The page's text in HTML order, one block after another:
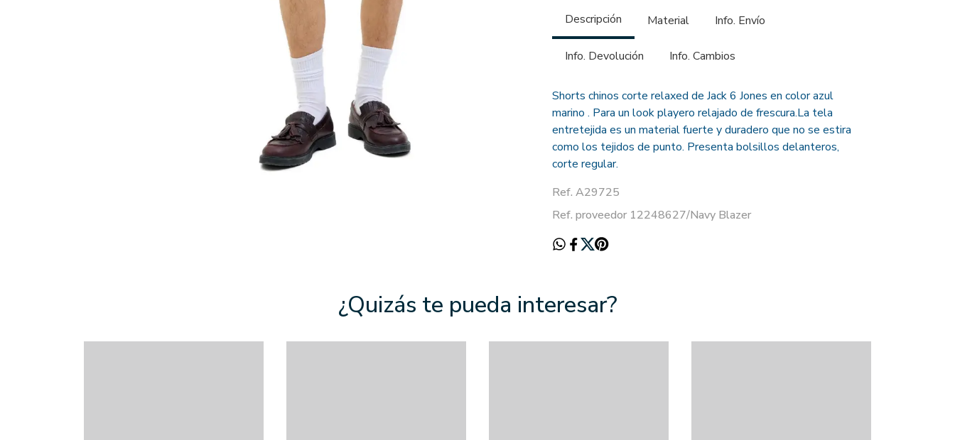
Descripción Material Info. Envío
Info. Devolución Info. Cambios
Shorts chinos corte relaxed de Jack 6 Jones en color azul
marino . Para un look playero relajado de frescura.La tela
entretejida es un material fuerte y duradero que no se estira
como los tejidos de punto. Presenta bolsillos delanteros,
corte regular.
Ref. A29725
Ref. proveedor 12248627/Navy Blazer
¿Quizás te pueda interesar?